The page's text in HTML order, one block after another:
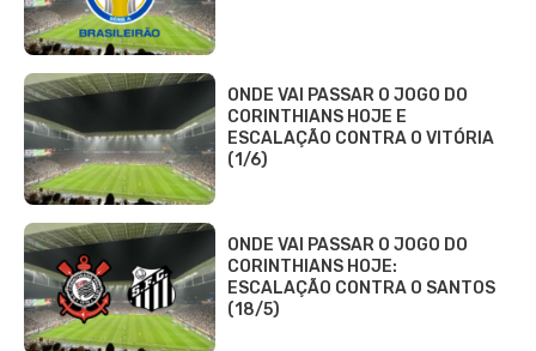
ONDE VAI PASSAR O JOGO DO
CORINTHIANS HOJE E
ESCALAÇÃO CONTRA O VITÓRIA
(1/6)
ONDE VAI PASSAR O JOGO DO
CORINTHIANS HOJE:
ESCALAÇÃO CONTRA O SANTOS
(18/5)